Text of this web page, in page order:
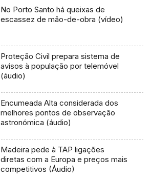
No Porto Santo há queixas de
escassez de mão-de-obra (vídeo)
Proteção Civil prepara sistema de
avisos à população por telemóvel
(áudio)
Encumeada Alta considerada dos
melhores pontos de observação
astronómica (áudio)
Madeira pede à TAP ligações
diretas com a Europa e preços mais
competitivos (Áudio)